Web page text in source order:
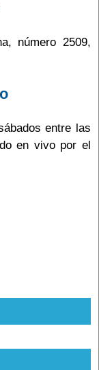
número 2509,
entre las
en vivo por el